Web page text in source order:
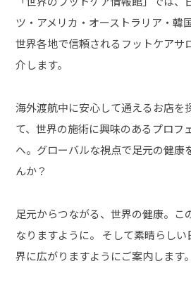
ツ・アメリカ・オーストラリア・韓
世界各地で信頼されるフットケアサ
介します。
海外渡航中に安心して通えるお店を
て、世界の施術に興味のあるプロフ
へ。グローバルな視点で足元の健康
んか？
足元からつながる、世界の健康。こ
なりますように。 そして素晴らし
界に広がりますようにご案内します。